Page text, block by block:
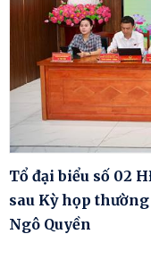
Tổ đại biểu số 02
sau Kỳ họp
Ngô Quyền